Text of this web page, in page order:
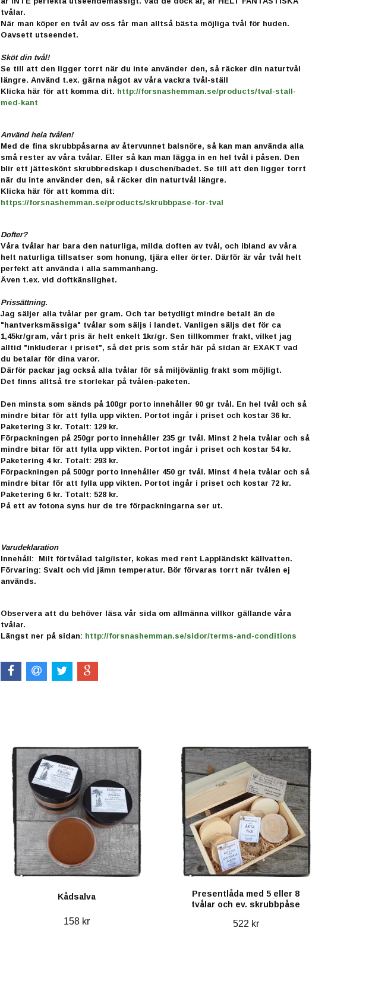
tvålar.
När man köper en tvål av oss får man alltså bästa möjliga tvål för huden.
Oavsett utseendet.
Sköt din tvål!
Se till att den ligger torrt när du inte använder den, så räcker din naturtvål
längre. Använd t.ex. gärna något av våra vackra tvål-ställ
Klicka här för att komma dit. http://forsnashemman.se/products/tval-stall-
med-kant
Använd hela tvålen!
Med de fina skrubbpåsarna av återvunnet balsnöre, så kan man använda alla
små rester av våra tvålar. Eller så kan man lägga in en hel tvål i påsen. Den
blir ett jätteskönt skrubbredskap i duschen/badet. Se till att den ligger torrt
när du inte använder den, så räcker din naturtvål längre.
Klicka här för att komma dit:
https://forsnashemman.se/products/skrubbpase-for-tval
Dofter?
Våra tvålar har bara den naturliga, milda doften av tvål, och ibland av våra
helt naturliga tillsatser som honung, tjära eller örter. Därför är vår tvål helt
perfekt att använda i alla sammanhang.
Även t.ex. vid doftkänslighet.
Prissättning.
Jag säljer alla tvålar per gram. Och tar betydligt mindre betalt än de
"hantverksmässiga" tvålar som säljs i landet. Vanligen säljs det för ca
1,45kr/gram, vårt pris är helt enkelt 1kr/gr. Sen tillkommer frakt, vilket jag
alltid "inkluderar i priset", så det pris som står här på sidan är EXAKT vad
du betalar för dina varor.
Därför packar jag också alla tvålar för så miljövänlig frakt som möjligt.
Det finns alltså tre storlekar på tvålen-paketen.
Den minsta som sänds på 100gr porto innehåller 90 gr tvål. En hel tvål och så
mindre bitar för att fylla upp vikten. Portot ingår i priset och kostar 36 kr.
Paketering 3 kr. Totalt: 129 kr.
Förpackningen på 250gr porto innehåller 235 gr tvål. Minst 2 hela tvålar och så
mindre bitar för att fylla upp vikten. Portot ingår i priset och kostar 54 kr.
Paketering 4 kr. Totalt: 293 kr.
Förpackningen på 500gr porto innehåller 450 gr tvål. Minst 4 hela tvålar och så
mindre bitar för att fylla upp vikten. Portot ingår i priset och kostar 72 kr.
Paketering 6 kr. Totalt: 528 kr.
På ett av fotona syns hur de tre förpackningarna ser ut.
Varudeklaration
Innehåll: Milt förtvålad talg/ister, kokas med rent Lappländskt källvatten.
Förvaring: Svalt och vid jämn temperatur. Bör förvaras torrt när tvålen ej
används.
Observera att du behöver läsa vår sida om allmänna villkor gällande våra
tvålar.
Längst ner på sidan: http://forsnashemman.se/sidor/terms-and-conditions
Kådsalva
158 kr
Presentlåda med 5 eller 8
tvålar och ev. skrubbpåse
522 kr